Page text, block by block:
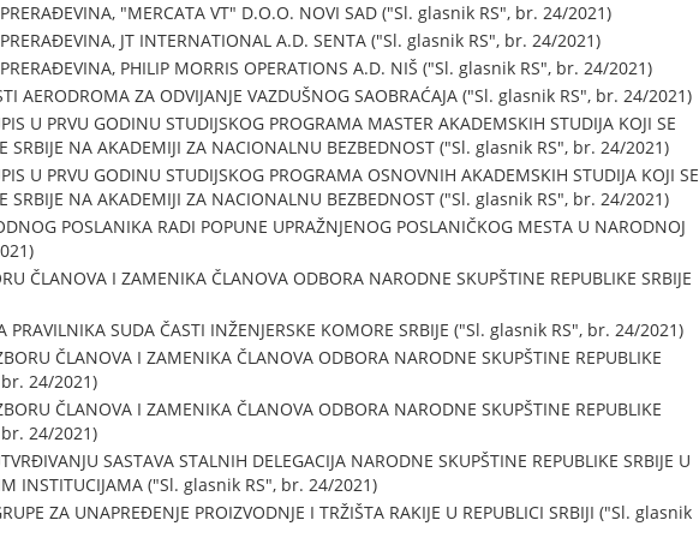
"MERCATA VT" D.O.O. NOVI SAD ("Sl. glasnik RS", br. 24/2021)
JT INTERNATIONAL A.D. SENTA ("Sl. glasnik RS", br. 24/2021)
PHILIP MORRIS OPERATIONS A.D. NIŠ ("Sl. glasnik RS", br. 24/2021)
AERODROMA ZA ODVIJANJE VAZDUŠNOG SAOBRAĆAJA ("Sl. glasnik RS", br. 24/2021)
U PRVU GODINU STUDIJSKOG PROGRAMA MASTER AKADEMSKIH STUDIJA KOJI SE
SRBIJE NA AKADEMIJI ZA NACIONALNU BEZBEDNOST ("Sl. glasnik RS", br. 24/2021)
U PRVU GODINU STUDIJSKOG PROGRAMA OSNOVNIH AKADEMSKIH STUDIJA KOJI SE
SRBIJE NA AKADEMIJI ZA NACIONALNU BEZBEDNOST ("Sl. glasnik RS", br. 24/2021)
POSLANIKA RADI POPUNE UPRAŽNJENOG POSLANIČKOG MESTA U NARODNOJ
ČLANOVA I ZAMENIKA ČLANOVA ODBORA NARODNE SKUPŠTINE REPUBLIKE SRBIJE
SUDA ČASTI INŽENJERSKE KOMORE SRBIJE ("Sl. glasnik RS", br. 24/2021)
ČLANOVA I ZAMENIKA ČLANOVA ODBORA NARODNE SKUPŠTINE REPUBLIKE
br. 24/2021)
ČLANOVA I ZAMENIKA ČLANOVA ODBORA NARODNE SKUPŠTINE REPUBLIKE
br. 24/2021)
SASTAVA STALNIH DELEGACIJA NARODNE SKUPŠTINE REPUBLIKE SRBIJE U
INSTITUCIJAMA ("Sl. glasnik RS", br. 24/2021)
ZA UNAPREĐENJE PROIZVODNJE I TRŽIŠTA RAKIJE U REPUBLICI SRBIJI ("Sl. glasnik